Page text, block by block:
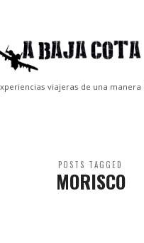
viajeras de una manera
POSTS TAGGED
MORISCO